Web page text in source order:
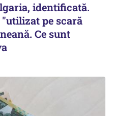
identificată.
"utilizat pe scară
Ce sunt